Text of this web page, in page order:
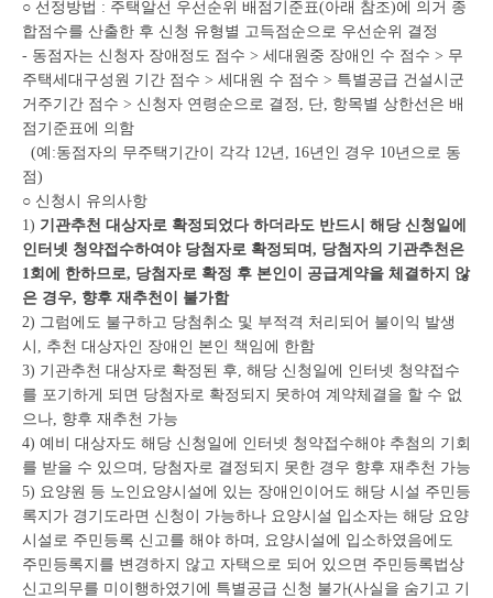
○ 선정방법 : 주택알선 우선순위 배점기준표(아래 참조)에 의거 종
합점수를 산출한 후 신청 유형별 고득점순으로 우선순위 결정
- 동점자는 신청자 장애정도 점수 > 세대원중 장애인 수 점수 > 무
주택세대구성원 기간 점수 > 세대원 수 점수 > 특별공급 건설시군
거주기간 점수 > 신청자 연령순으로 결정, 단, 항목별 상한선은 배
점기준표에 의함
(예:동점자의 무주택기간이 각각 12년, 16년인 경우 10년으로 동
점)
○ 신청시 유의사항
1) 기관추천 대상자로 확정되었다 하더라도 반드시 해당 신청일에
인터넷 청약접수하여야 당첨자로 확정되며, 당첨자의 기관추천은
1회에 한하므로, 당첨자로 확정 후 본인이 공급계약을 체결하지 않
은 경우, 향후 재추천이 불가함
2) 그럼에도 불구하고 당첨취소 및 부적격 처리되어 불이익 발생
시, 추천 대상자인 장애인 본인 책임에 한함
3) 기관추천 대상자로 확정된 후, 해당 신청일에 인터넷 청약접수
를 포기하게 되면 당첨자로 확정되지 못하여 계약체결을 할 수 없
으나, 향후 재추천 가능
4) 예비 대상자도 해당 신청일에 인터넷 청약접수해야 추첨의 기회
를 받을 수 있으며, 당첨자로 결정되지 못한 경우 향후 재추천 가능
5) 요양원 등 노인요양시설에 있는 장애인이어도 해당 시설 주민등
록지가 경기도라면 신청이 가능하나 요양시설 입소자는 해당 요양
시설로 주민등록 신고를 해야 하며, 요양시설에 입소하였음에도
주민등록지를 변경하지 않고 자택으로 되어 있으면 주민등록법상
신고의무를 미이행하였기에 특별공급 신청 불가(사실을 숨기고 기